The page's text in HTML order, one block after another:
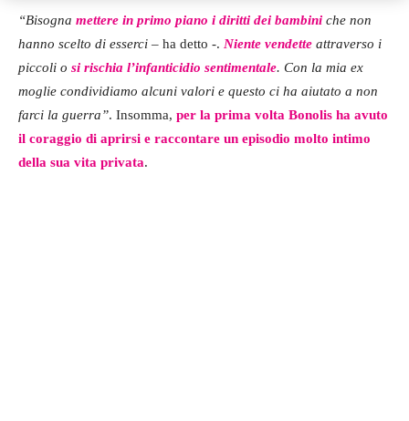
“Bisogna mettere in primo piano i diritti dei bambini che non
hanno scelto di esserci – ha detto -. Niente vendette attraverso i
piccoli o si rischia l’infanticidio sentimentale. Con la mia ex
moglie condividiamo alcuni valori e questo ci ha aiutato a non
farci la guerra”. Insomma, per la prima volta Bonolis ha avuto
il coraggio di aprirsi e raccontare un episodio molto intimo
della sua vita privata.